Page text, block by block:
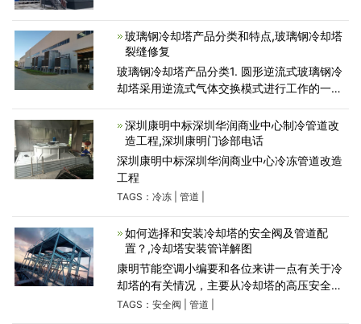
玻璃钢冷却塔产品分类和特点,玻璃钢冷却塔
裂缝修复
玻璃钢冷却塔产品分类1. 圆形逆流式玻璃钢冷
却塔采用逆流式气体交换模式进行工作的一种
冷却塔，通过旋转布水的方式，实现布水的均
匀，实现高温液体的冷却。 2. 方形逆流式玻璃
钢冷却塔这是
深圳康明中标深圳华润商业中心制冷管道改
造工程,深圳康明门诊部电话
深圳康明中标深圳华润商业中心冷冻管道改造
工程
TAGS： 冷冻| 管道
如何选择和安装冷却塔的安全阀及管道配
置？,冷却塔安装管详解图
康明节能空调小编要和各位来讲一点有关于冷
却塔的有关情况，主要从冷却塔的高压安全阀
选择和冷却塔管路配备的装置这两个情况，也
TAGS： 安全阀 管道